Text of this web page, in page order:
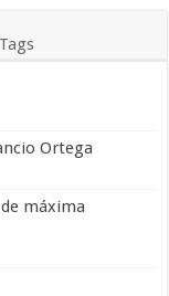
Tags
Ortega
máxima